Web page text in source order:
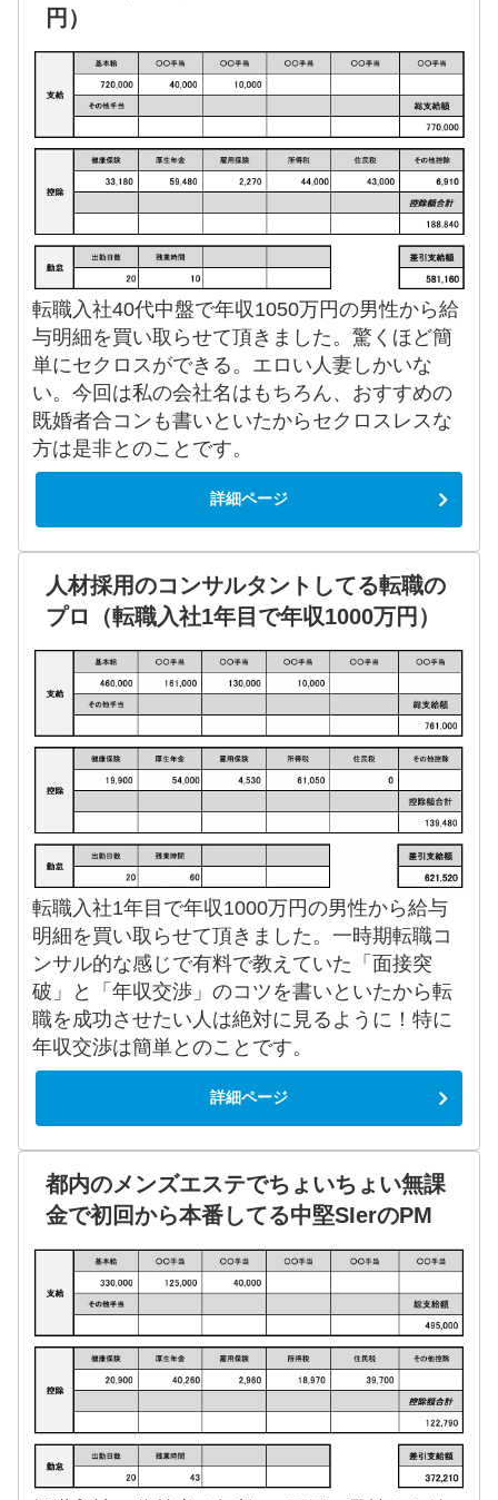
円）
転職入社40代中盤で年収1050万円の男性から給
与明細を買い取らせて頂きました。驚くほど簡
単にセクロスができる。エロい人妻しかいな
い。今回は私の会社名はもちろん、おすすめの
既婚者合コンも書いといたからセクロスレスな
方は是非とのことです。
詳細ページ
人材採用のコンサルタントしてる転職の
プロ（転職入社1年目で年収1000万円）
転職入社1年目で年収1000万円の男性から給与
明細を買い取らせて頂きました。一時期転職コ
ンサル的な感じで有料で教えていた「面接突
破」と「年収交渉」のコツを書いといたから転
職を成功させたい人は絶対に見るように！特に
年収交渉は簡単とのことです。
詳細ページ
都内のメンズエステでちょいちょい無課
金で初回から本番してる中堅SIerのPM